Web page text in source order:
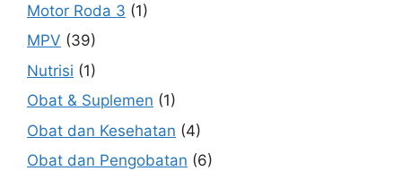
Motor Roda 3 (1)
MPV (39)
Nutrisi (1)
Obat & Suplemen (1)
Obat dan Kesehatan (4)
Obat dan Pengobatan (6)